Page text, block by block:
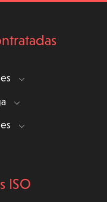
ISO